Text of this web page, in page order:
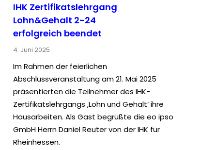
IHK Zertifikatslehrgang
Lohn&Gehalt 2-24
erfolgreich beendet
4. Juni 2025
Im Rahmen der feierlichen
Abschlussveranstaltung am 21. Mai 2025
präsentierten die Teilnehmer des IHK-
Zertifikatslehrgangs ‚Lohn und Gehalt‘ ihre
Hausarbeiten. Als Gast begrüßte die eo ipso
GmbH Herrn Daniel Reuter von der IHK für
Rheinhessen.